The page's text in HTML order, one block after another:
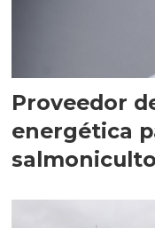
Proveedor
energética